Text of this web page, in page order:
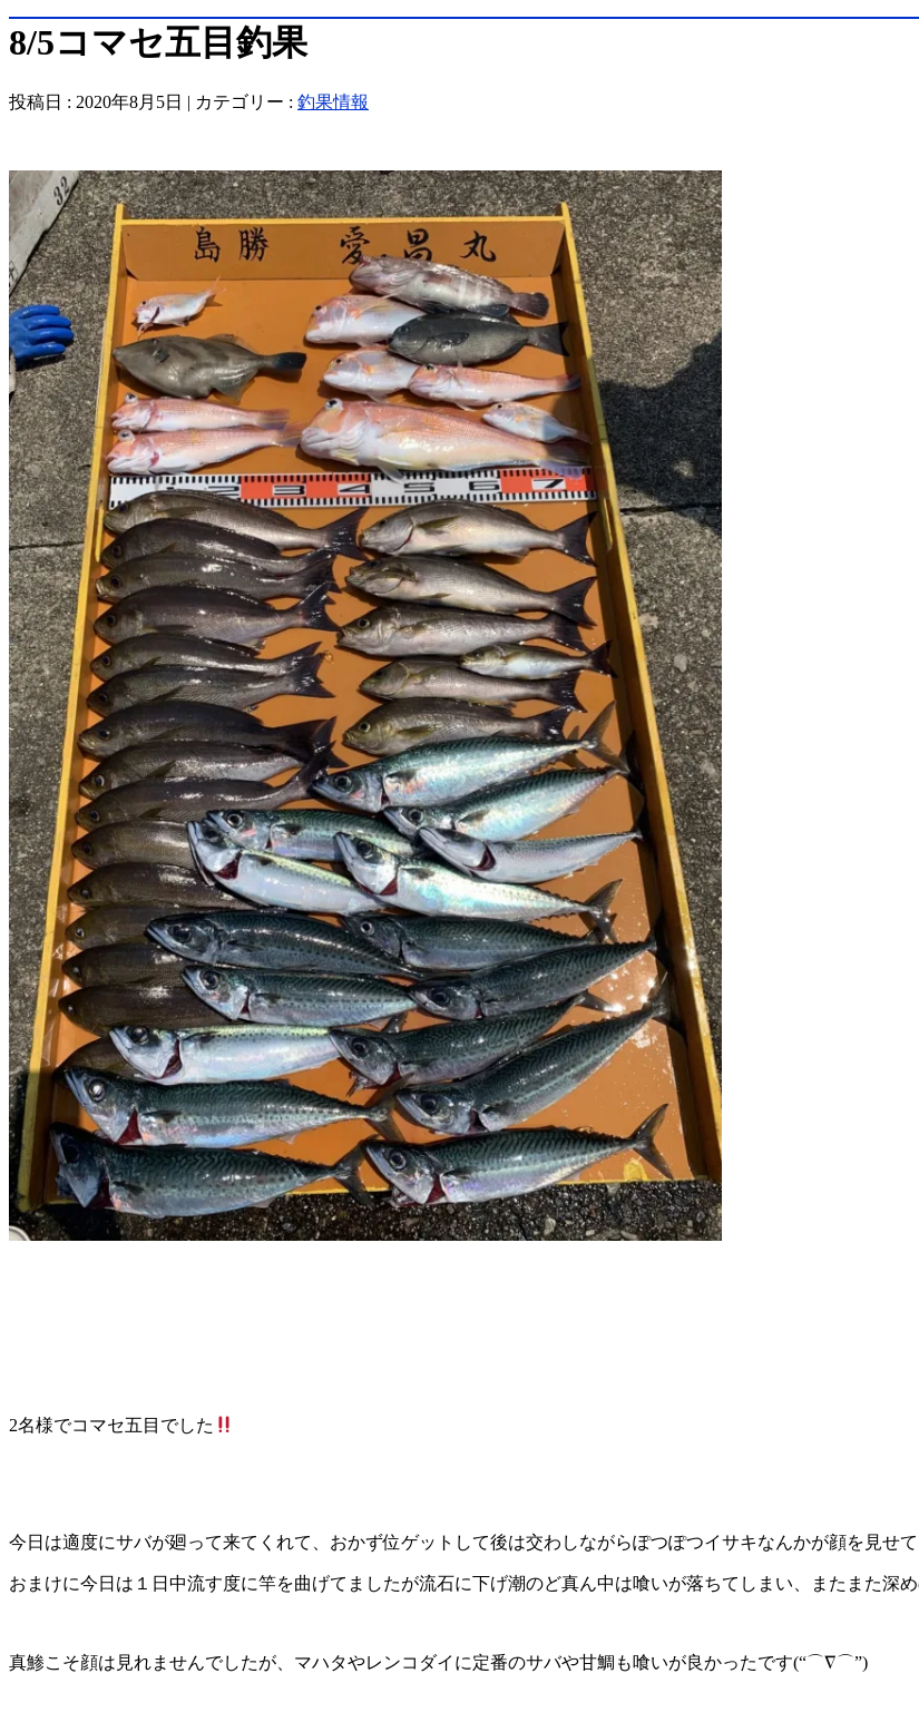
8/5コマセ五目釣果
投稿日 : 2020年8月5日 | カテゴリー : 釣果情報
2名様でコマセ五目でした
今日は適度にサバが廻って来てくれて、おかず位ゲットして後は交わしながらぽつぽつイサキなんかが顔を見せ
おまけに今日は１日中流す度に竿を曲げてましたが流石に下げ潮のど真ん中は喰いが落ちてしまい、またまた深
真鯵こそ顔は見れませんでしたが、マハタやレンコダイに定番のサバや甘鯛も喰いが良かったです(“⌒∇⌒”)